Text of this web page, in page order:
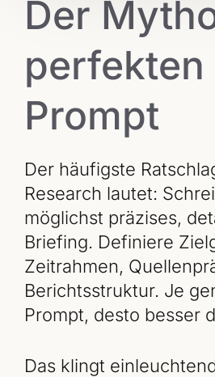
Der
perfekten
Prompt
Der häufigste
Research lautet:
möglichst präzises,
Briefing. Definiere
Zeitrahmen,
Berichtsstruktur. Je
Prompt, desto besser
Das klingt